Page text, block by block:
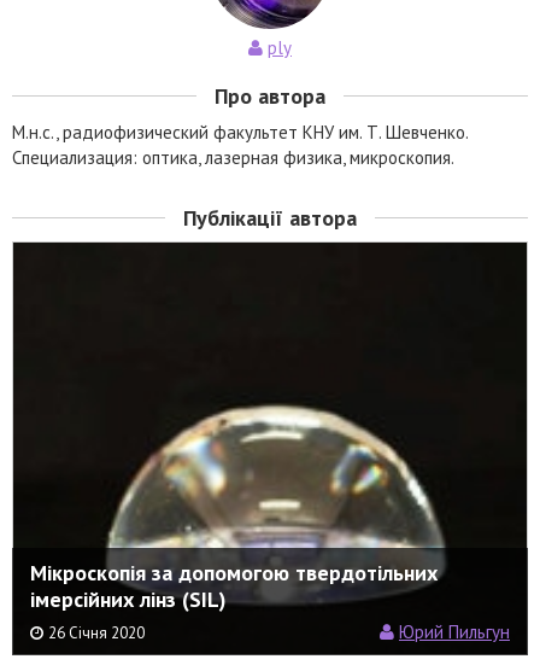
ply
Про автора
М.н.с., радиофизический факультет КНУ им. Т. Шевченко.
Специализация: оптика, лазерная физика, микроскопия.
Публікації автора
Мікроскопія за допомогою твердотільних
імерсійних лінз (SIL)
26 Січня 2020 Юрий Пильгун